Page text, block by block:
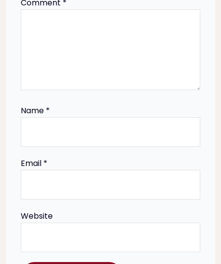
Comment *
Name *
Email *
Website